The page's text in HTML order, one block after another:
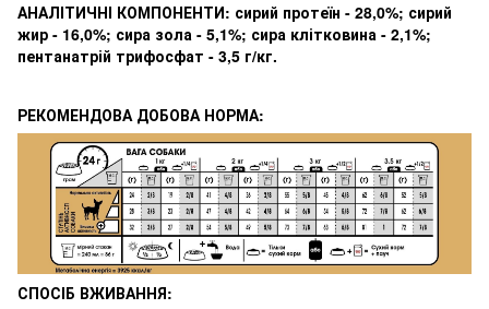
АНАЛІТИЧНІ КОМПОНЕНТИ: сирий протеїн - 28,0%; сирий
жир - 16,0%; сира зола - 5,1%; сира клітковина - 2,1%;
пентанатрій трифосфат - 3,5 г/кг.
РЕКОМЕНДОВА ДОБОВА НОРМА:
СПОСІБ ВЖИВАННЯ: